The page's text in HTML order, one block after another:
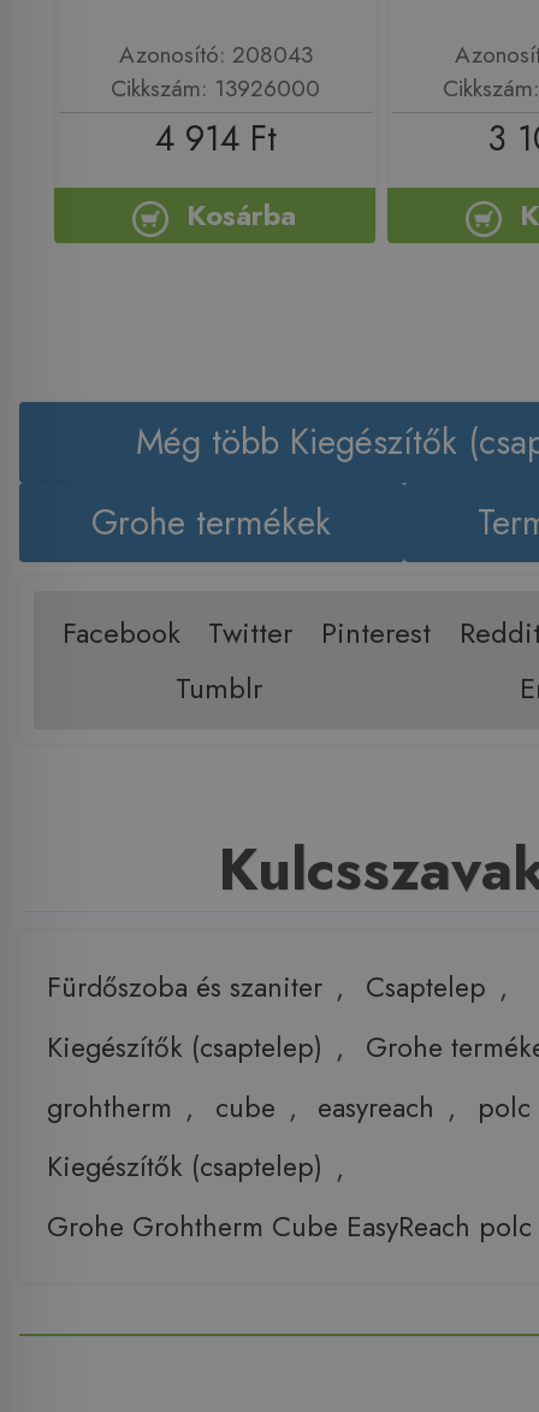
Azonosító: 208043
Cikkszám: 13926000
4 914 Ft
Kosárba
3
Még több Kiegészítők
Grohe termékek
Facebook Twitter Pinterest
Tumblr
Fürdőszoba és szaniter , Csaptelep ,
Kiegészítők (csaptelep) ,
Grohe
grohtherm , cube , easyreach ,
polc
Kiegészítők (csaptelep) ,
Grohe Grohtherm Cube EasyReach